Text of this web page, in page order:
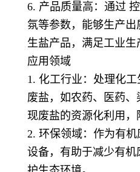
6. 产品质量高：通过
氛等参数，能够生产
生盐产品，满足工业生
应用领域
1. 化工行业：处理化
废盐，如农药、医药
现废盐的资源化利用，
2. 环保领域：作为有
设备，有助于减少有